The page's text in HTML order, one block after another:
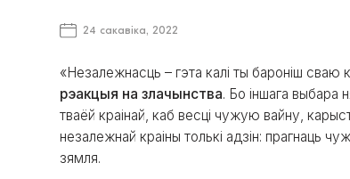
24 сакавіка, 2022
«Незалежнасць – гэта калі ты бароніш сваю
рэакцыя на злачынства. Бо іншага выбара
тваёй краінай, каб весці чужую вайну,
незалежнай краіны толькі адзін: прагнаць
зямля.